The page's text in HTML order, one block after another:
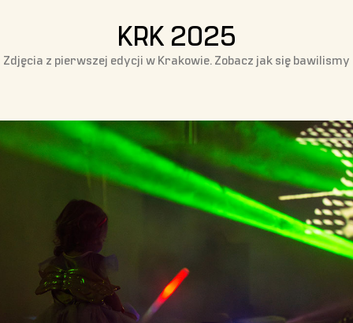
KRK 2025
Zdjęcia z pierwszej edycji w Krakowie. Zobacz jak się bawilismy